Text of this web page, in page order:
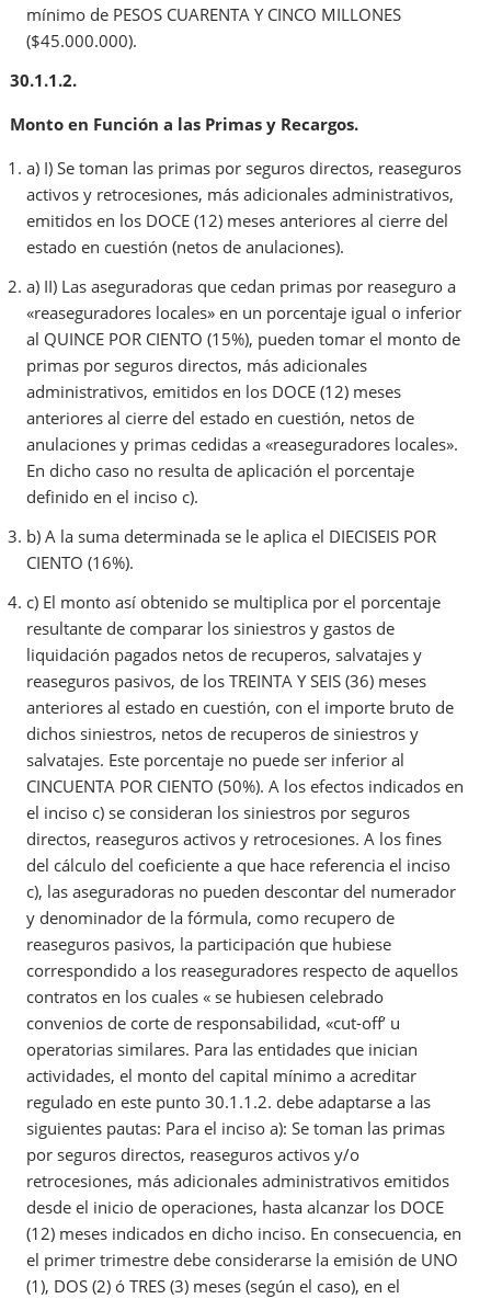
mínimo de PESOS CUARENTA Y CINCO MILLONES
($45.000.000).
30.1.1.2.
Monto en Función a las Primas y Recargos.
a) I) Se toman las primas por seguros directos, reaseguros
activos y retrocesiones, más adicionales administrativos,
emitidos en los DOCE (12) meses anteriores al cierre del
estado en cuestión (netos de anulaciones).
a) II) Las aseguradoras que cedan primas por reaseguro a
«reaseguradores locales» en un porcentaje igual o inferior
al QUINCE POR CIENTO (15%), pueden tomar el monto de
primas por seguros directos, más adicionales
administrativos, emitidos en los DOCE (12) meses
anteriores al cierre del estado en cuestión, netos de
anulaciones y primas cedidas a «reaseguradores locales».
En dicho caso no resulta de aplicación el porcentaje
definido en el inciso c).
b) A la suma determinada se le aplica el DIECISEIS POR
CIENTO (16%).
c) El monto así obtenido se multiplica por el porcentaje
resultante de comparar los siniestros y gastos de
liquidación pagados netos de recuperos, salvatajes y
reaseguros pasivos, de los TREINTA Y SEIS (36) meses
anteriores al estado en cuestión, con el importe bruto de
dichos siniestros, netos de recuperos de siniestros y
salvatajes. Este porcentaje no puede ser inferior al
CINCUENTA POR CIENTO (50%). A los efectos indicados en
el inciso c) se consideran los siniestros por seguros
directos, reaseguros activos y retrocesiones. A los fines
del cálculo del coeficiente a que hace referencia el inciso
c), las aseguradoras no pueden descontar del numerador
y denominador de la fórmula, como recupero de
reaseguros pasivos, la participación que hubiese
correspondido a los reaseguradores respecto de aquellos
contratos en los cuales « se hubiesen celebrado
convenios de corte de responsabilidad, «cut-off’ u
operatorias similares. Para las entidades que inician
actividades, el monto del capital mínimo a acreditar
regulado en este punto 30.1.1.2. debe adaptarse a las
siguientes pautas: Para el inciso a): Se toman las primas
por seguros directos, reaseguros activos y/o
retrocesiones, más adicionales administrativos emitidos
desde el inicio de operaciones, hasta alcanzar los DOCE
(12) meses indicados en dicho inciso. En consecuencia, en
el primer trimestre debe considerarse la emisión de UNO
(1), DOS (2) ó TRES (3) meses (según el caso), en el